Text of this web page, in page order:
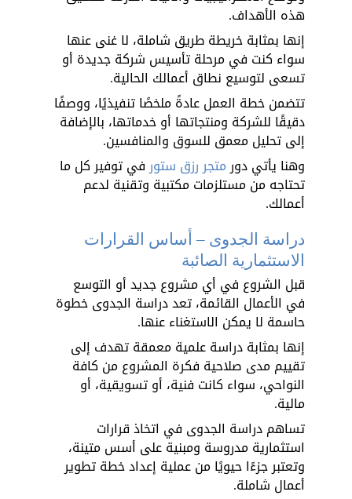
هذه الأهداف.
إنها بمثابة خريطة طريق شاملة، لا غنى عنها
سواء كنت في مرحلة تأسيس شركة جديدة أو
تسعى لتوسيع نطاق أعمالك الحالية.
تتضمن خطة العمل عادةً ملخصًا تنفيذيًا، ووصفًا
دقيقًا للشركة ومنتجاتها أو خدماتها، بالإضافة
إلى تحليل معمق للسوق والمنافسين.
وهنا يأتي دور متجر رزق ستور في توفير كل ما
تحتاجه من مستلزمات مكتبية وتقنية لدعم
أعمالك.
دراسة الجدوى – أساس القرارات
الاستثمارية الصائبة
قبل الشروع في أي مشروع جديد أو التوسع
في الأعمال القائمة، تعد دراسة الجدوى خطوة
حاسمة لا يمكن الاستغناء عنها.
إنها بمثابة دراسة علمية معمقة تهدف إلى
تقييم مدى صلاحية فكرة المشروع من كافة
النواحي، سواء كانت فنية، أو تسويقية، أو
مالية.
تساهم دراسة الجدوى في اتخاذ قرارات
استثمارية مدروسة ومبنية على أسس متينة،
وتعتبر جزءًا حيويًا من عملية إعداد خطة تطوير
أعمال شاملة.